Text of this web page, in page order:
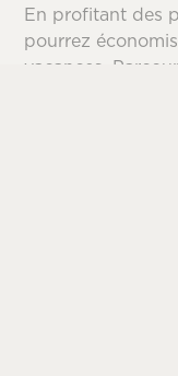
En profitant des
pourrez
vacances.